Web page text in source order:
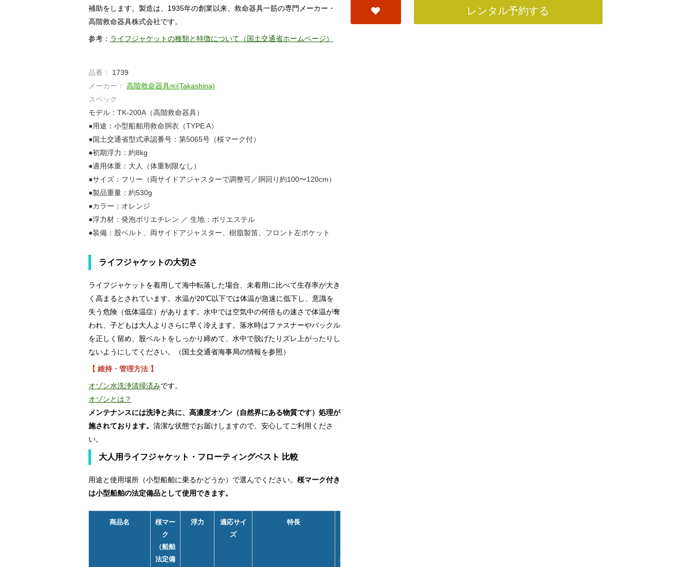
補助をします。製造は、1935年の創業以来、救命器具一筋の専門メーカー・
高階救命器具株式会社です。
参考： ライフジャケットの種類と特徴について（国土交通省ホームページ）
品番：
1739
メーカー：
高階救命器具㈱(Takashina)
スペック
モデル：TK-200A（高階救命器具）
●用途：小型船舶用救命胴衣（TYPE A）
●国土交通省型式承認番号：第5065号（桜マーク付）
●初期浮力：約8kg
●適用体重：大人（体重制限なし）
●サイズ：フリー（両サイドアジャスターで調整可／胴回り約100〜120cm）
●製品重量：約530g
●カラー：オレンジ
●浮力材：発泡ポリエチレン ／ 生地：ポリエステル
●装備：股ベルト、両サイドアジャスター、樹脂製笛、フロント左ポケット
ライフジャケットの大切さ
ライフジャケットを着用して海中転落した場合、未着用に比べて生存率が大き
く高まるとされています。水温が20℃以下では体温が急速に低下し、意識を
失う危険（低体温症）があります。水中では空気中の何倍もの速さで体温が奪
われ、子どもは大人よりさらに早く冷えます。落水時はファスナーやバックル
を正しく留め、股ベルトをしっかり締めて、水中で脱げたりズレ上がったりし
ないようにしてください。（国土交通省海事局の情報を参照）
【 維持・管理方法 】
オゾン水洗浄清掃済みです。
オゾンとは？
メンテナンスには洗浄と共に、高濃度オゾン（自然界にある物質です）処理が
施されております。 清潔な状態でお届けしますので、安心してご利用くださ
い。
大人用ライフジャケット・フローティングベスト 比較
用途と使用場所（小型船舶に乗るかどうか）で選んでください。 桜マーク付き
は小型船舶の法定備品として使用できます。
商品名
桜マー
ク
（船舶
法定備
浮力
適応サイ
ズ
特長
込・送
料別）
レンタル予約する